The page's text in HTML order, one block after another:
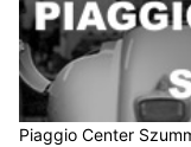
Piaggio Center